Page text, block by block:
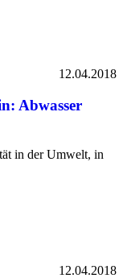
12.04.2018
Abwasser
in der Umwelt, in
12.04.2018